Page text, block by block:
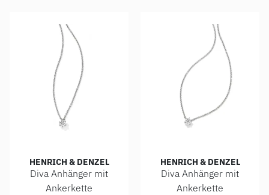
HENRICH & DENZEL
Diva Anhänger mit
Ankerkette
HENRICH & DENZEL
Diva Anhänger mit
Ankerkette